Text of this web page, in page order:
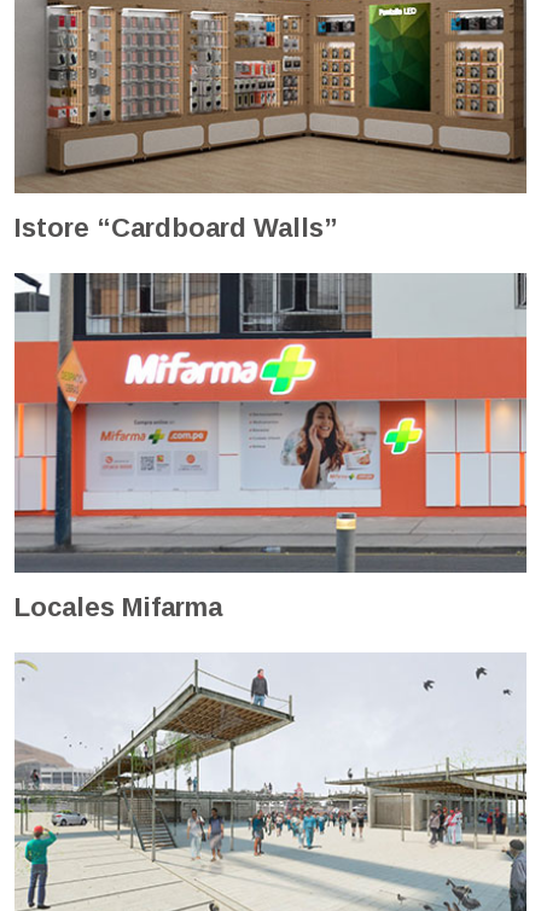
Istore “Cardboard Walls”
Locales Mifarma